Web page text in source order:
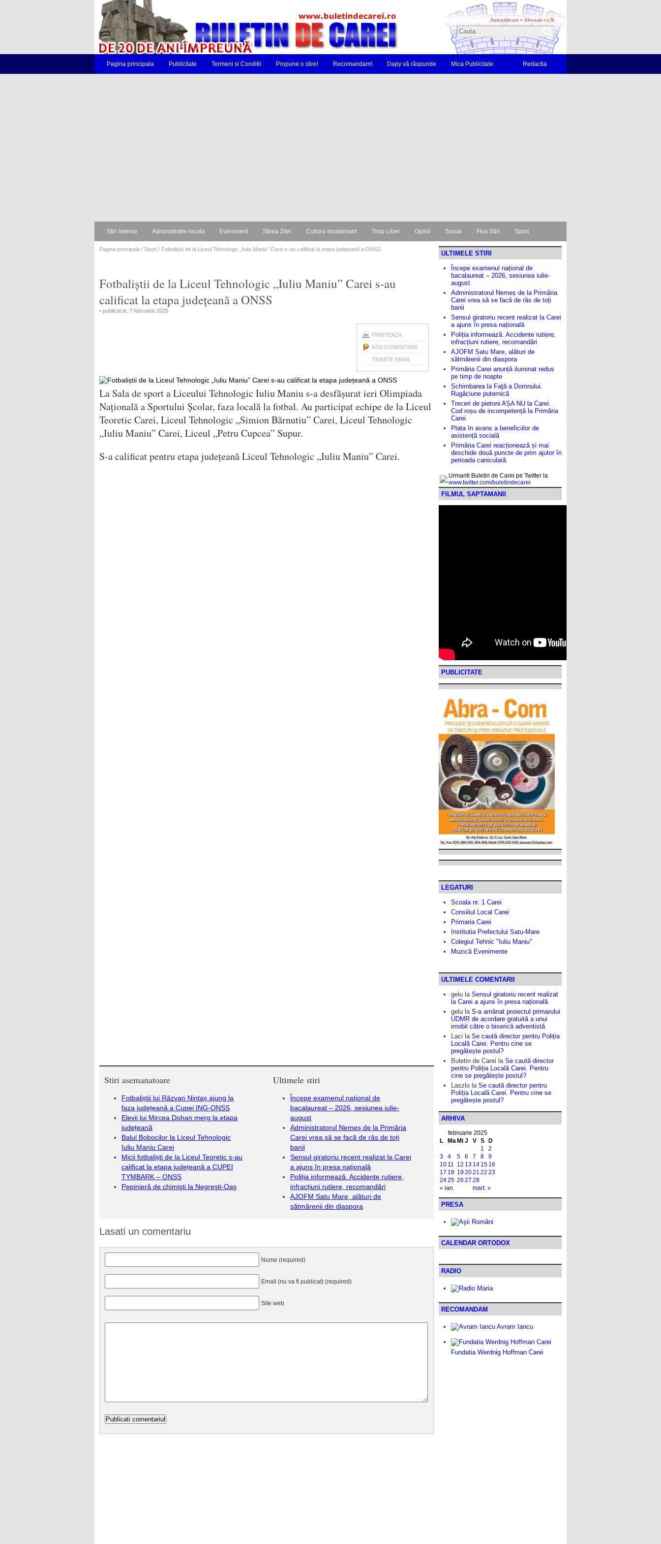
Autentificare • Abonati-va
Pagina principala Publicitate Termeni si Conditii Propune o stire! Recomandam! Dapy vă răspunde Mica Publicitate Redactia
Stiri interne Administratie locala Eveniment Stirea Zilei Cultura Invatamant Timp Liber Opinii Social Flux Stiri Sport
Pagina principala / Sport / Fotbaliștii de la Liceul Tehnologic „Iuliu Maniu” Carei s-au calificat la etapa județeană a ONSS
Fotbaliștii de la Liceul Tehnologic „Iuliu Maniu” Carei s-au
calificat la etapa județeană a ONSS
• publicat la: 7 februarie 2025
PRINTEAZA
RSS COMENTARII
TRIMITE EMAIL
La Sala de sport a Liceului Tehnologic Iuliu Maniu s-a desfășurat ieri Olimpiada
Națională a Sportului Școlar, faza locală la fotbal. Au participat echipe de la Liceul
Teoretic Carei, Liceul Tehnologic „Simion Bărnutiu” Carei, Liceul Tehnologic
„Iuliu Maniu” Carei, Liceul „Petru Cupcea” Supur.
S-a calificat pentru etapa județeană Liceul Tehnologic „Iuliu Maniu” Carei.
Stiri asemanatoare
Fotbaliștii lui Răzvan Nintaș ajung la
faza județeană a Cupei ING-ONSS
Elevii lui Mircea Dohan merg la etapa
județeană
Balul Bobocilor la Liceul Tehnologic
Iuliu Maniu Carei
Micii fotbaliști de la Liceul Teoretic s-au
calificat la etapa județeană a CUPEI
TYMBARK – ONSS
Pepinieră de chimişti la Negreşti-Oaş
Ultimele stiri
Începe examenul național de
bacalaureat – 2026, sesiunea iulie-
august
Administratorul Nemeș de la Primăria
Carei vrea să se facă de râs de toți
banii
Sensul giratoriu recent realizat la Carei
a ajuns în presa națională
Poliția informează. Accidente rutiere,
infracțiuni rutiere, recomandări
AJOFM Satu Mare, alături de
sătmărenii din diaspora
Lasati un comentariu
Nume (required)
Email (nu va fi publicat) (required)
Site web
ULTIMELE STIRI
Începe examenul național de
bacalaureat – 2026, sesiunea iulie-
august
Administratorul Nemeș de la Primăria
Carei vrea să se facă de râs de toți
banii
Sensul giratoriu recent realizat la Carei
a ajuns în presa națională
Poliția informează. Accidente rutiere,
infracțiuni rutiere, recomandări
AJOFM Satu Mare, alături de
sătmărenii din diaspora
Primăria Carei anunță iluminat redus
pe timp de noapte
Schimbarea la Faţă a Domnului.
Rugăciune puternică
Treceri de pietoni AȘA NU la Carei.
Cod roșu de incompetență la Primăria
Carei
Plata în avans a beneficiilor de
asistență socială
Primăria Carei reacționează și mai
deschide două puncte de prim ajutor în
perioada caniculară
Urmariti Buletin de Carei pe Twitter la
www.twitter.com/buletindecarei
FILMUL SAPTAMANII
PUBLICITATE
LEGATURI
Scoala nr. 1 Carei
Consiliul Local Carei
Primaria Carei
Institutia Prefectului Satu-Mare
Colegiul Tehnic "Iuliu Maniu"
Muzică Evenimente
ULTIMELE COMENTARII
gelu la Sensul giratoriu recent realizat
la Carei a ajuns în presa națională
gelu la S-a amânat proiectul primarului
UDMR de acordare gratuită a unui
imobil către o biserică adventistă
Laci la Se caută director pentru Poliția
Locală Carei. Pentru cine se
pregătește postul?
Buletin de Carei la Se caută director
pentru Poliția Locală Carei. Pentru
cine se pregătește postul?
Laszlo la Se caută director pentru
Poliția Locală Carei. Pentru cine se
pregătește postul?
ARHIVA
februarie 2025
L
Ma Mi J V S D
« ian. mart. »
1
2
3
4 5 6 7 8
9
10 11 12 13 14 15 16
17 18 192021 22 23
2425 26 27 28
PRESA
CALENDAR ORTODOX
RADIO
RECOMANDAM
Avram Iancu
Fundatia Werdnig Hoffman Carei